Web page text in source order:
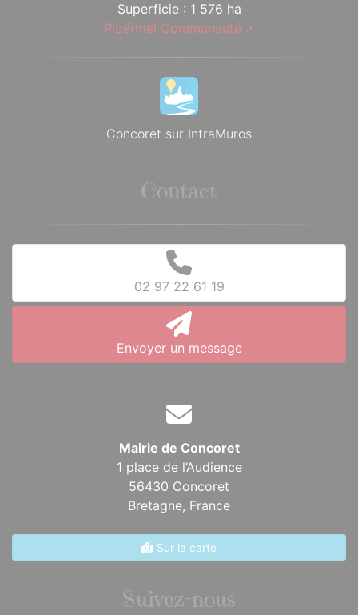
Superficie : 1 576 ha
Ploërmel Communauté
Concoret sur IntraMuros
Contact
02 97 22 61 19
Envoyer un message
Mairie de Concoret
1 place de l’Audience
56430 Concoret
Bretagne, France
Sur la carte
Suivez-nous